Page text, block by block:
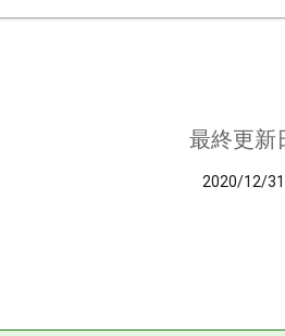
最終更新
2020/12/31